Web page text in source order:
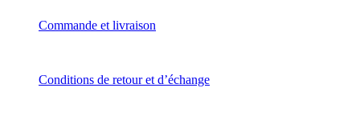
Commande et livraison
Conditions de retour et d’échange